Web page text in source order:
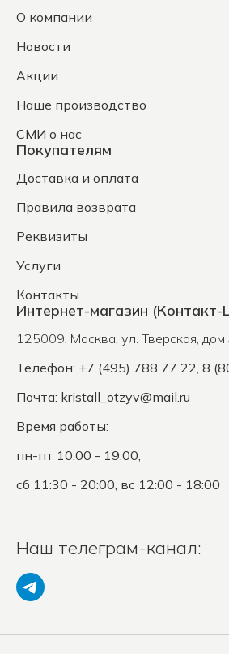
О компании
Новости
Акции
Наше производство
СМИ о нас
Покупателям
Доставка и оплата
Правила возврата
Реквизиты
Услуги
Контакты
Интернет-магазин (Контакт-
125009, Москва, ул. Тверская,
Телефон: +7 (495) 788 77 22, 8
Почта: kristall_otzyv@mail.ru
Время работы:
пн-пт 10:00 - 19:00,
сб 11:30 - 20:00, вс 12:00 - 18:00
Наш телеграм-канал: